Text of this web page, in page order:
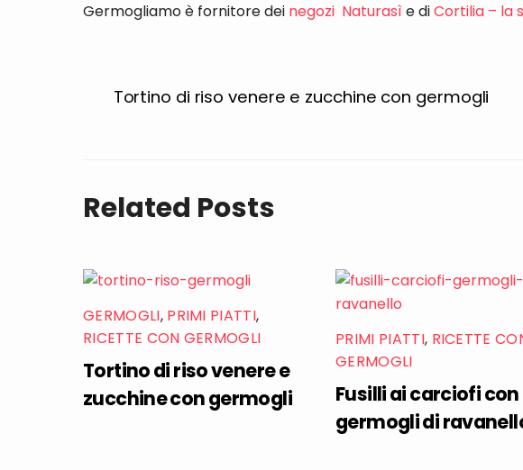
Germogliamo è fornitore dei negozi Naturasìe diCortilia – la
Tortino di riso venere e zucchine con germogli
Related Posts
GERMOGLI, PRIMI PIATTI,
RICETTE CON GERMOGLI
Tortino di riso venere e
zucchine con germogli
PRIMI PIATTI, RICETTE
GERMOGLI
Fusilli ai carciofi con
germogli di